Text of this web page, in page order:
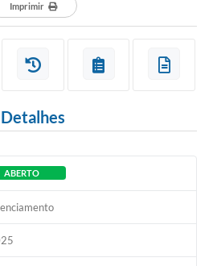
de Serro/MG
Coletivos
Imprimir
Detalhes
ABERTO